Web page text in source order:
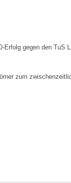
gegen den TuS
zum